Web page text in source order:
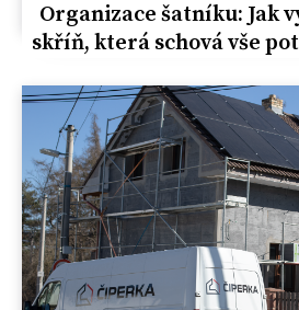
Organizace šatníku: Jak
skříň, která schová vše